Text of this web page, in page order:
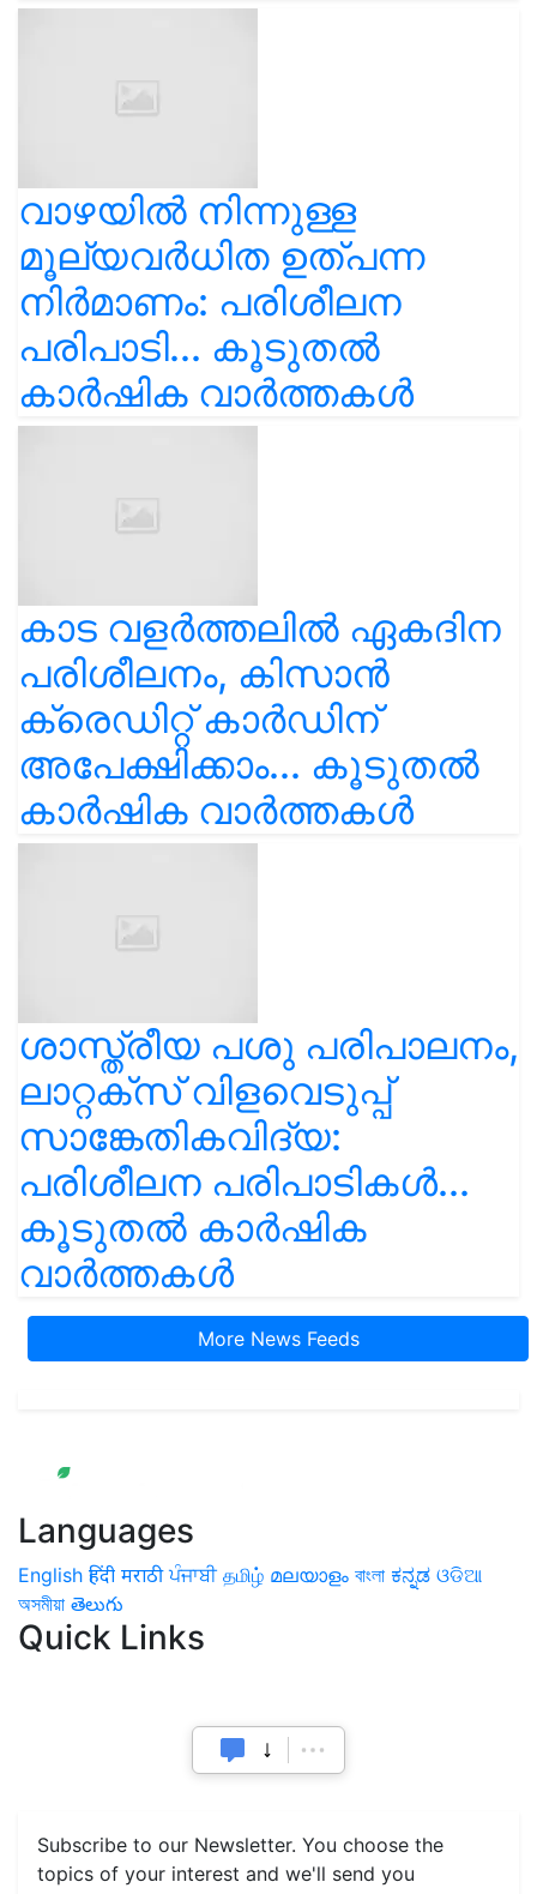
വാഴയിൽ നിന്നുള്ള
മൂല്യവർധിത ഉത്പന്ന
നിർമാണം: പരിശീലന
പരിപാടി... കൂടുതൽ
കാർഷിക വാർത്തകൾ
കാട വളര്‍ത്തലിൽ ഏകദിന
പരിശീലനം, കിസാൻ
ക്രെഡിറ്റ് കാർഡിന്
അപേക്ഷിക്കാം... കൂടുതൽ
കാർഷിക വാർത്തകൾ
ശാസ്ത്രീയ പശു പരിപാലനം,
ലാറ്റക്സ് വിളവെടുപ്പ്
സാങ്കേതികവിദ്യ:
പരിശീലന പരിപാടികൾ...
കൂടുതൽ കാർഷിക
വാർത്തകൾ
More News Feeds
Languages
English हिंदी मराठी ਪੰਜਾਬੀ தமிழ் മലയാളം বাংলা ಕನ್ನಡ ଓଡିଆ
অসমীয়া తెలుగు
Quick Links
Vegetables Fruits
Flowers Taste & Travel
Subscribe to our Newsletter. You choose the
topics of your interest and we'll send you